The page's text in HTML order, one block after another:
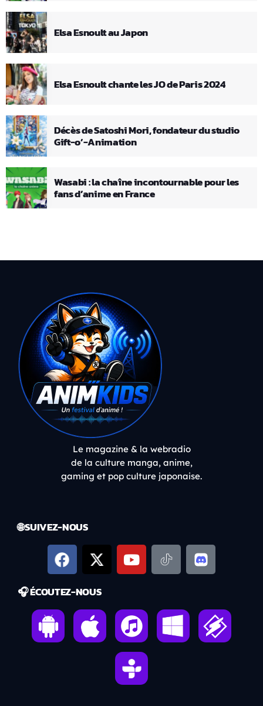
Elsa Esnoult au Japon
Elsa Esnoult chante les JO de Paris 2024
Décès de Satoshi Mori, fondateur du studio
Gift-o’-Animation
Wasabi : la chaîne incontournable pour les
fans d’anime en France
Le magazine & la webradio
de la culture manga, anime,
gaming et pop culture japonaise.
🌐 SUIVEZ-NOUS
🎧 ÉCOUTEZ-NOUS